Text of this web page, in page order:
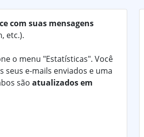
com suas mensagens
etc.).
o menu "Estatísticas". Você
e-mails enviados e uma
são atualizados em